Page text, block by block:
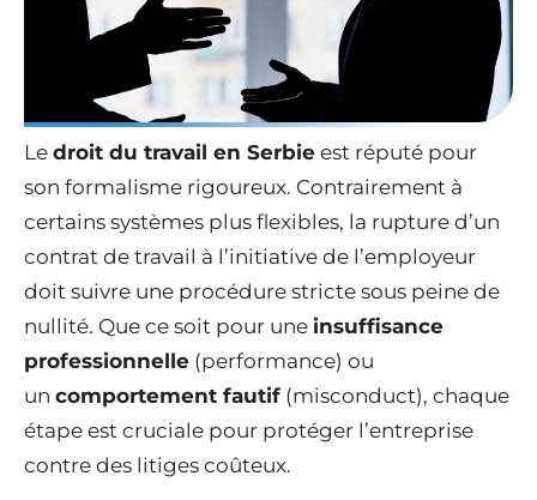
Le droit du travail en Serbie est réputé pour
son formalisme rigoureux. Contrairement à
certains systèmes plus flexibles, la rupture d’un
contrat de travail à l’initiative de l’employeur
doit suivre une procédure stricte sous peine de
nullité. Que ce soit pour une insuffisance
professionnelle (performance) ou
un comportement fautif (misconduct), chaque
étape est cruciale pour protéger l’entreprise
contre des litiges coûteux.